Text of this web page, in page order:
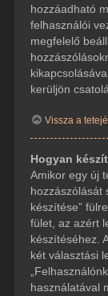
hozzáadható
felhasználói
megfelelő
kerüljön
Vissza a
Hogyan
Amikor egy új
hozzászólását
készítése”
fület, az azért
készítéséhez.
két választási
használatával